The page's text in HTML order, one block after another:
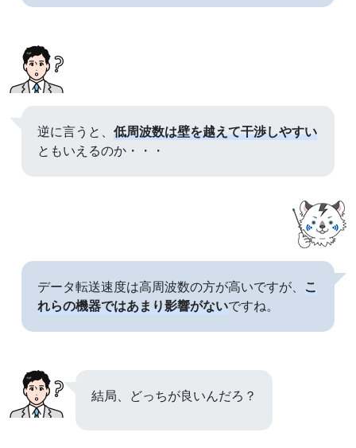
逆に言うと、 低周波数は壁を越えて干渉しやすい
ともいえるのか・・・
データ転送速度は高周波数の方が高いですが、 こ
れらの機器ではあまり影響がないですね。
結局、どっちが良いんだろ？